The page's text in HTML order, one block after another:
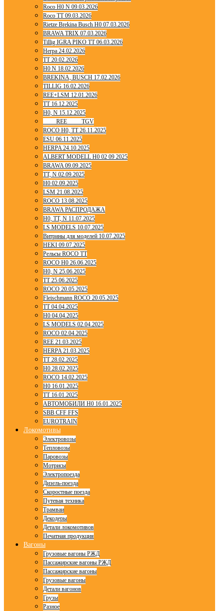
Roco H0 N 09.03.2026
Roco TT 09.03.2026
Rietze Brekina Busch H0 07.03.2026
BRAWA TRIX 07.03.2026
Tillig IGRA PIKO TT 06.03.2026
Herpa 24.02.2026
TT 20.02.2026
H0 N 18.02.2026
BREKINA, BUSCH 17.02.2026
TILLIG 16.02.2026
REE+LSM 12.01.2026
TT 16.12.2025
H0, N 15.12.2025
____ REE ____ TGV
ROCO H0, TT 26.11.2025
ESU 06.11.2025
HERPA 24.10.2025
ALBERT MODELL H0 02 09 2025
BRAWA 09.09.2025
TT, N 02.09.2025
H0 02.09.2025
LSM 21.08.2025
ROCO 13.08.2025
BRAWA РАСПРОДАЖА
H0, TT, N 11.07.2025
LS MODELS 10.07.2025
Витрины для моделей 10.07.2025
HEKI 09.07.2025
Рельсы ROCO TT
ROCO H0 26.06.2025
H0, N 25.06.2025
TT 25.06.2025
ROCO 20.05.2025
Fleischmann ROCO 20.05.2025
TT 04.04.2025
H0 04.04.2025
LS MODELS 02.04.2025
ROCO 02.04.2025
REE 21.03.2025
HERPA 21.03.2025
TT 28.02.2025
H0 28.02.2025
ROCO 14.02.2025
H0 16.01.2025
TT 16.01.2025
АВТОМОБИЛИ H0 16.01.2025
SBB CFF FFS
EUROTRAIN
Локомотивы
Электровозы
Тепловозы
Паровозы
Мотрисы
Электропоезда
Дизель-поезда
Скоростные поезда
Путевая техника
Трамваи
Декодеры
Детали локомотивов
Печатная продукция
Вагоны
Грузовые вагоны РЖД
Пассажирские вагоны РЖД
Пассажирские вагоны
Грузовые вагоны
Детали вагонов
Грузы
Разное